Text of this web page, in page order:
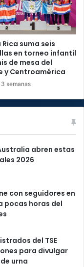
suma seis
en torneo infantil
de mesa del
y Centroamérica
semanas
abren estas
2026
con seguidores en
pocas horas del
del TSE
para divulgar
urna